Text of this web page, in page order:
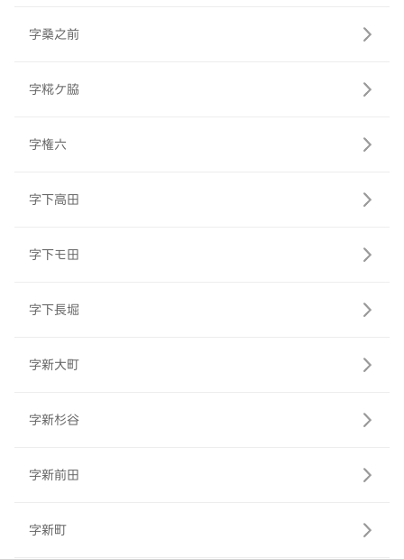
字桑之前
字糀ケ脇
字権六
字下高田
字下モ田
字下長堀
字新大町
字新杉谷
字新前田
字新町